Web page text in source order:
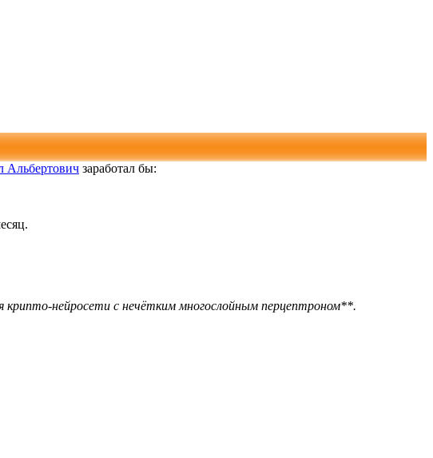
Альбертович заработал бы:
крипто-нейросети с нечётким многослойным перцептроном**.